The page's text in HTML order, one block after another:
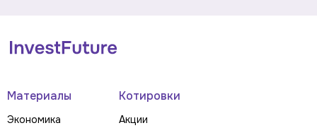
Материалы
Экономика
Котировки
Акции